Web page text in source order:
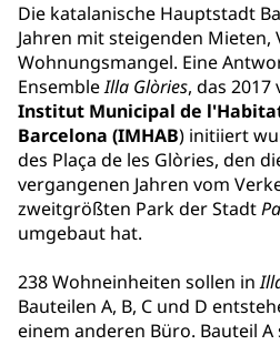
Die katalanische Hauptstadt
Jahren mit steigenden
Wohnungsmangel. Eine
EnsembleIlla Glòries, das
Institut Municipal de
Barcelona (IMHAB) initiiert
des Plaça de les Glòries, den
vergangenen Jahren vom
zweitgrößten Park der Stadt
umgebaut hat.
238 Wohneinheiten sollen in
Bauteilen A, B, C und D
einem anderen Büro. Bauteil